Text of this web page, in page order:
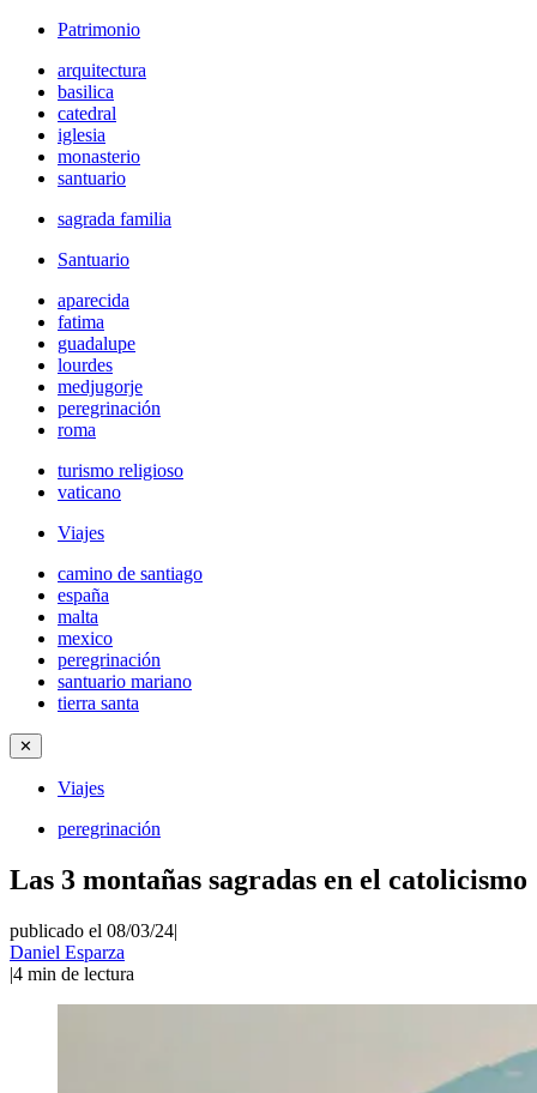
Patrimonio
arquitectura
basilica
catedral
iglesia
monasterio
santuario
sagrada familia
Santuario
aparecida
fatima
guadalupe
lourdes
medjugorje
peregrinación
roma
turismo religioso
vaticano
Viajes
camino de santiago
españa
malta
mexico
peregrinación
santuario mariano
tierra santa
✕
Viajes
peregrinación
Las 3 montañas sagradas en el catolicismo
publicado el 08/03/24|
Daniel Esparza
|4 min de lectura